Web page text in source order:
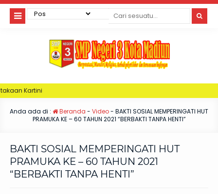
Anda ada di : Beranda - Video- BAKTI SOSIAL MEMPERINGATI HUT
PRAMUKA KE – 60 TAHUN 2021 “BERBAKTI TANPA HENTI”
BAKTI SOSIAL MEMPERINGATI HUT
PRAMUKA KE – 60 TAHUN 2021
“BERBAKTI TANPA HENTI”